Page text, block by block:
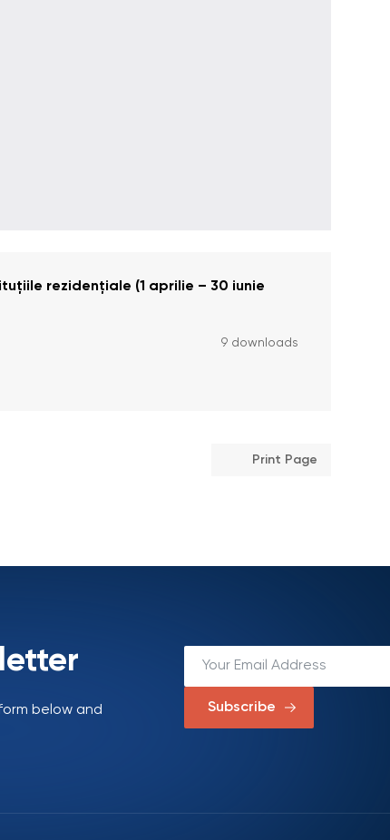
rezidențiale (1 aprilie – 30 iunie
9 downloads
Print Page
below and
Subscribe